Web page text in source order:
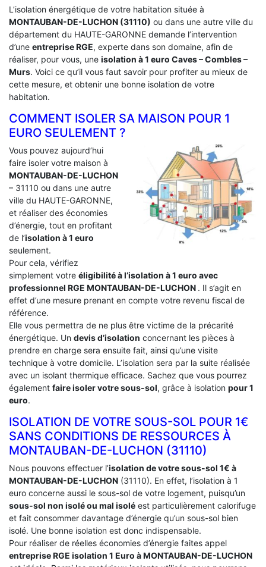
L’isolation énergétique de votre habitation située à
MONTAUBAN-DE-LUCHON (31110) ou dans une autre ville du
département du HAUTE-GARONNE demande l’intervention
d’une entreprise RGE, experte dans son domaine, afin de
réaliser, pour vous, une isolation à 1 euro Caves – Combles –
Murs. Voici ce qu’il vous faut savoir pour profiter au mieux de
cette mesure, et obtenir une bonne isolation de votre
habitation.
COMMENT ISOLER SA MAISON POUR 1
EURO SEULEMENT ?
Vous pouvez aujourd’hui
faire isoler votre maison à
MONTAUBAN-DE-LUCHON
– 31110 ou dans une autre
ville du HAUTE-GARONNE,
et réaliser des économies
d’énergie, tout en profitant
de l’isolation à 1 euro
seulement.
Pour cela, vérifiez
simplement votre éligibilité à l’isolation à 1 euro avec
professionnel RGE MONTAUBAN-DE-LUCHON . Il s’agit en
effet d’une mesure prenant en compte votre revenu fiscal de
référence.
Elle vous permettra de ne plus être victime de la précarité
énergétique. Un devis d’isolation concernant les pièces à
prendre en charge sera ensuite fait, ainsi qu’une visite
technique à votre domicile. L’isolation sera par la suite réalisée
avec un isolant thermique efficace. Sachez que vous pourrez
également faire isoler votre sous-sol, grâce à isolation pour 1
euro.
ISOLATION DE VOTRE SOUS-SOL POUR 1€
SANS CONDITIONS DE RESSOURCES À
‎MONTAUBAN-DE-LUCHON (31110)
Nous pouvons effectuer l’isolation de votre sous-sol 1€ à
MONTAUBAN-DE-LUCHON (31110). En effet, l’isolation à 1
euro concerne aussi le sous-sol de votre logement, puisqu’un
sous-sol non isolé ou mal isolé est particulièrement calorifuge
et fait consommer davantage d’énergie qu’un sous-sol bien
isolé. Une bonne isolation est donc indispensable.
Pour réaliser de réelles économies d’énergie faites appel
entreprise RGE isolation 1 Euro à MONTAUBAN-DE-LUCHON